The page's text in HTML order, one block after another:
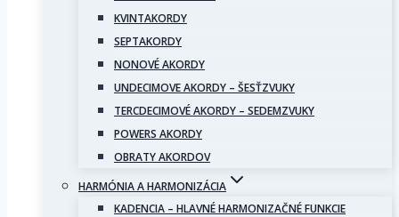
KVINTAKORDY
SEPTAKORDY
NONOVÉ AKORDY
UNDECIMOVE AKORDY – ŠESŤZVUKY
TERCDECIMOVÉ AKORDY – SEDEMZVUKY
POWERS AKORDY
OBRATY AKORDOV
HARMÓNIA A HARMONIZÁCIA
KADENCIA – HLAVNÉ HARMONIZAČNÉ FUNKCIE